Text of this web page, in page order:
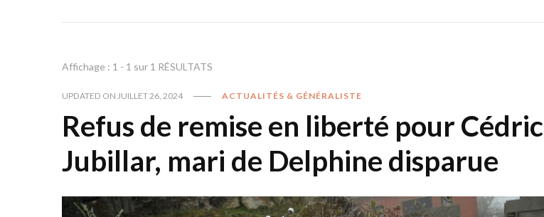
Affichage : 1 - 1 sur 1 RÉSULTATS
UPDATED ON JUILLET 26, 2024 ACTUALITÉS & GÉNÉRALISTE
Refus de remise en liberté pour Cédric
Jubillar, mari de Delphine disparue